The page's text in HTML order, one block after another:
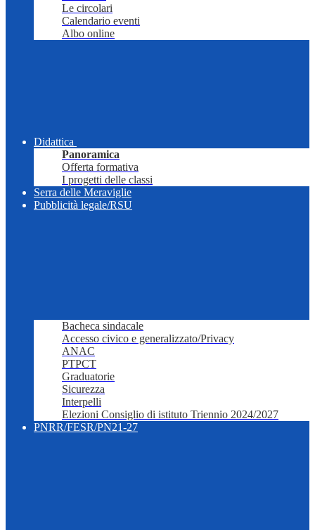
Le circolari
Calendario eventi
Albo online
Didattica
Panoramica
Offerta formativa
I progetti delle classi
Serra delle Meraviglie
Pubblicità legale/RSU
Bacheca sindacale
Accesso civico e generalizzato/Privacy
ANAC
PTPCT
Graduatorie
Sicurezza
Interpelli
Elezioni Consiglio di istituto Triennio 2024/2027
PNRR/FESR/PN21-27